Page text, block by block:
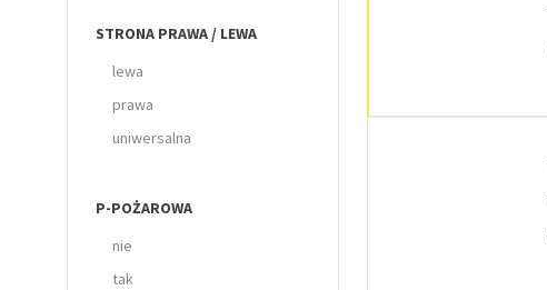
STRONA PRAWA / LEWA
lewa
prawa
uniwersalna
P-POŻAROWA
nie
tak